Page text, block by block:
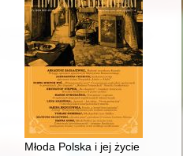
do Chin w 1806 r
Młoda Polska i jej życie po